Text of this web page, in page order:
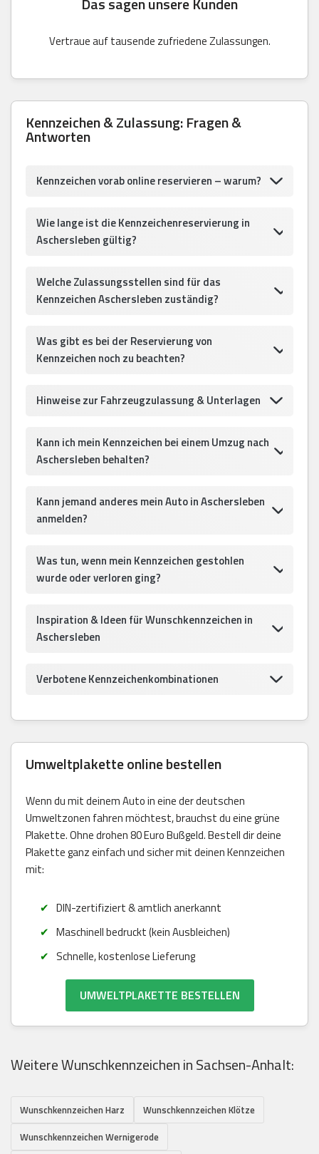
Vertraue auf tausende zufriedene Zulassungen.
Kennzeichen & Zulassung: Fragen &
Antworten
Kennzeichen vorab online reservieren – warum?
Wie lange ist die Kennzeichenreservierung in
Aschersleben gültig?
Welche Zulassungsstellen sind für das
Kennzeichen Aschersleben zuständig?
Was gibt es bei der Reservierung von
Kennzeichen noch zu beachten?
Hinweise zur Fahrzeugzulassung & Unterlagen
Kann ich mein Kennzeichen bei einem Umzug nach
Aschersleben behalten?
Kann jemand anderes mein Auto in Aschersleben
anmelden?
Was tun, wenn mein Kennzeichen gestohlen
wurde oder verloren ging?
Inspiration & Ideen für Wunschkennzeichen in
Aschersleben
Verbotene Kennzeichenkombinationen
Umweltplakette online bestellen
Wenn du mit deinem Auto in eine der deutschen
Umweltzonen fahren möchtest, brauchst du eine grüne
Plakette. Ohne drohen 80 Euro Bußgeld. Bestell dir deine
Plakette ganz einfach und sicher mit deinen Kennzeichen
mit:
DIN-zertifiziert & amtlich anerkannt
Maschinell bedruckt (kein Ausbleichen)
Schnelle, kostenlose Lieferung
UMWELTPLAKETTE BESTELLEN
Weitere Wunschkennzeichen in Sachsen-Anhalt:
Wunschkennzeichen Harz
Wunschkennzeichen Klötze
Wunschkennzeichen Wernigerode